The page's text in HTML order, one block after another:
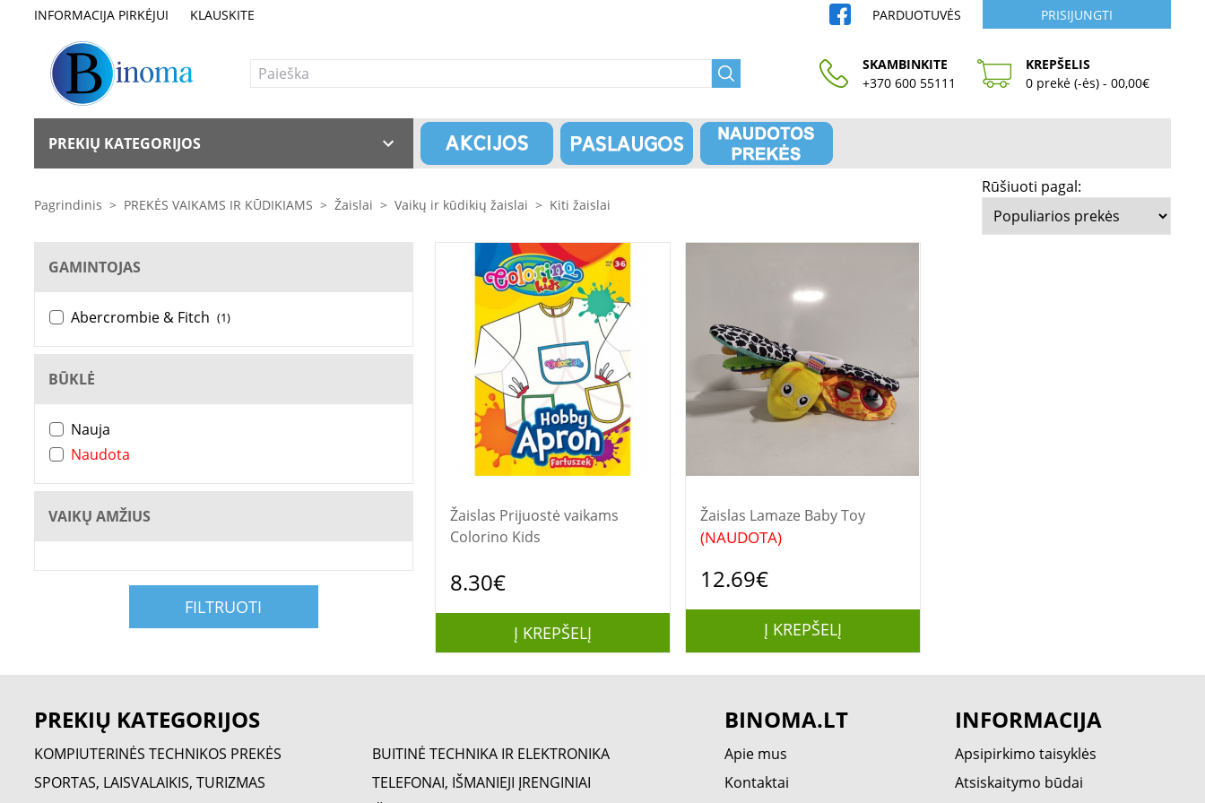
INFORMACIJA PIRKĖJUI KLAUSKITE PARDUOTUVĖS PRISIJUNGTI
SKAMBINKITE
+370 600 55111
KREPŠELIS
0 prekė (-ės) - 00,00€
PREKIŲ KATEGORIJOS
Pagrindinis > PREKĖS VAIKAMS IR KŪDIKIAMS > Žaislai > Vaikų ir kūdikių žaislai > Kiti žaislai
Rūšiuoti pagal:
GAMINTOJAS
Abercrombie & Fitch (1)
BŪKLĖ
Nauja
Naudota
VAIKŲ AMŽIUS
FILTRUOTI
Žaislas Prijuostė vaikams
Colorino Kids
8.30€
Į KREPŠELĮ
Žaislas Lamaze Baby Toy
(NAUDOTA)
12.69€
Į KREPŠELĮ
PREKIŲ KATEGORIJOS
KOMPIUTERINĖS TECHNIKOS PREKĖS
BUITINĖ TECHNIKA IR ELEKTRONIKA
SPORTAS, LAISVALAIKIS, TURIZMAS
TELEFONAI, IŠMANIEJI ĮRENGINIAI
BINOMA.LT
Apie mus
Kontaktai
INFORMACIJA
Apsipirkimo taisyklės
Atsiskaitymo būdai